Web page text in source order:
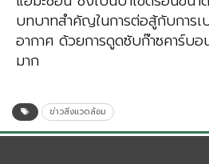
บทบาทสำคัญในการต่อสู้กับการ
อากาศ ด้วยการดูดซับก๊าซคาร์บ
มาก
ข่าวสิ่งแวดล้อม